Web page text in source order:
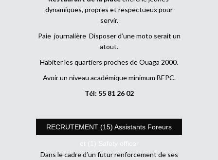
dynamiques, propres et respectueux pour
servir.
Paie journalière Disposer d’une moto serait un
atout.
Habiter les quartiers proches de Ouaga 2000.
Avoir un niveau académique minimum BEPC.
Tél: 55 81 26 02
RECRUTEMENT (15) Assistants Foreurs
et (1) Safety officer
Dans le cadre d’un futur renforcement de ses